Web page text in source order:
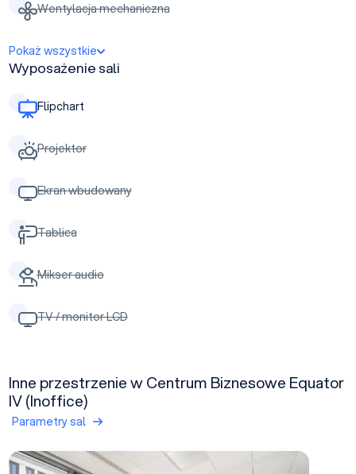
Wentylacja mechaniczna
Pokaż wszystkie
Wyposażenie sali
Flipchart
Projektor
Ekran wbudowany
Tablica
Mikser audio
TV / monitor LCD
Inne przestrzenie w Centrum Biznesowe Equator
IV (Inoffice)
Parametry sal
REZERWAT MYŚLI